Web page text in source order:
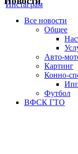
Все новости
Oбщее
Авто-
Картинг
Конно-
Футбол
ВФСК ГТО